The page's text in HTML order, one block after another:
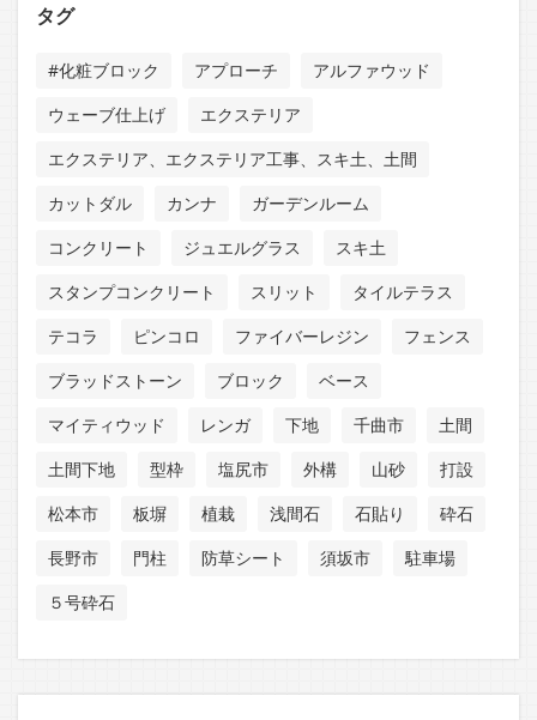
タグ
#化粧ブロック アプローチ
アルファウッド
ウェーブ仕上げ
エクステリア
エクステリア、エクステリア工事、スキ土、土間
カットダル
カンナ
ガーデンルーム
コンクリート
ジュエルグラス
スキ土
スタンプコンクリート
スリット
タイルテラス
テコラ
ピンコロ ファイバーレジン
フェンス
ブラッドストーン
ブロック
ベース
マイティウッド
レンガ 下地 千曲市
土間
土間下地
型枠 塩尻市 外構 山砂
打設
松本市
板塀 植栽 浅間石 石貼り
砕石
長野市
門柱 防草シート 須坂市
駐車場
５号砕石